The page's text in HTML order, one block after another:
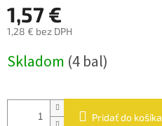
1,57 €
1,28 € bez DPH
cena:
Skladom (4 bal)
Pridať do košíka